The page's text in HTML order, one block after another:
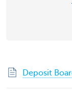
Deposit